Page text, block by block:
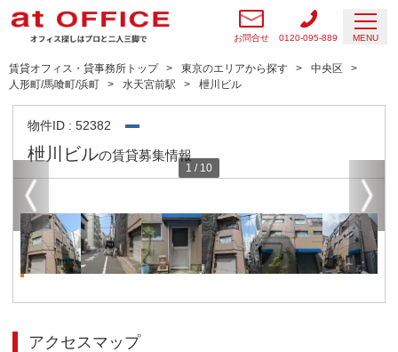
お問合せ 0120-095-889 MENU
賃貸オフィス・貸事務所トップ 東京のエリアから探す
中央区
人形町/馬喰町/浜町
水天宮前駅 枻川ビル
物件ID : 52382
枻川ビルの賃貸募集情報
1 / 10
アクセスマップ